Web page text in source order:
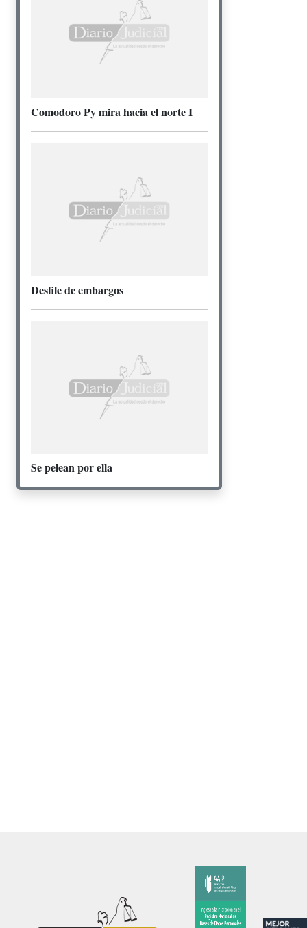
Comodoro Py mira hacia el norte I
Desfile de embargos
Se pelean por ella